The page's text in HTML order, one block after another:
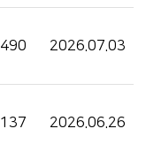
490 2026.07.03
137 2026.06.26